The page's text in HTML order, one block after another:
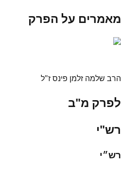
מאמרים על הפרק
הרב שלמה זלמן פינס ז"ל
לפרק מ"ב
רש"י
רש״י